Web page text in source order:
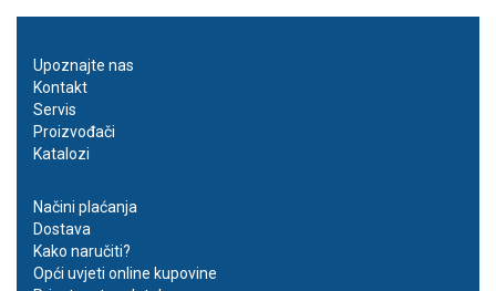
Upoznajte nas
Kontakt
Servis
Proizvođači
Katalozi
Načini plaćanja
Dostava
Kako naručiti?
Opći uvjeti online kupovine